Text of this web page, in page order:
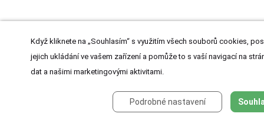
Když kliknete na „Souhlasím“ s využitím všech souborů cookies,
jejich ukládání ve vašem zařízení a pomůže to s vaší navigací na
dat a našimi marketingovými aktivitami.
Podrobné nastavení